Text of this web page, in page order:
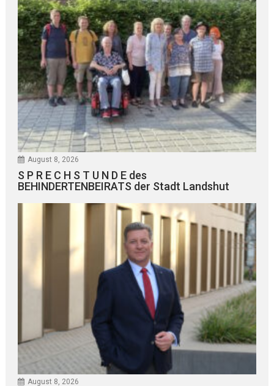
August 8, 2026
S P R E C H S T U N D E des
BEHINDERTENBEIRATS der Stadt Landshut
August 8, 2026